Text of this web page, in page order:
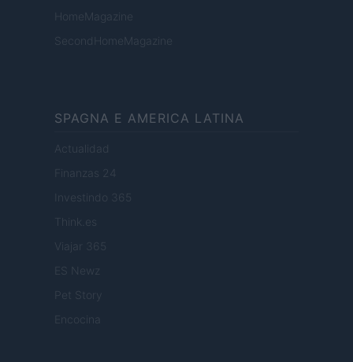
HomeMagazine
SecondHomeMagazine
SPAGNA E AMERICA LATINA
Actualidad
Finanzas 24
Investindo 365
Think.es
Viajar 365
ES Newz
Pet Story
Encocina